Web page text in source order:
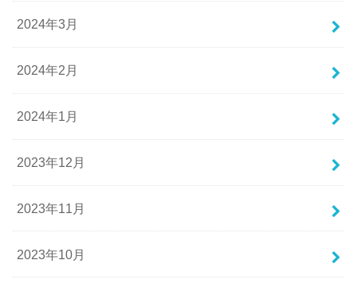
2024年3月
2024年2月
2024年1月
2023年12月
2023年11月
2023年10月